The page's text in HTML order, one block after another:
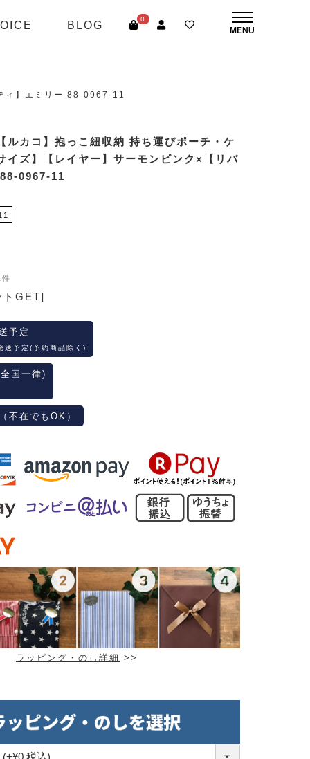
BLOG
0
ィ】エミリー 88-0967-11
ルカコ】抱っこ紐収納 持ち運びポーチ・ケ
イズ】【レイヤー】サーモンピンク×【リバ
0967-11
件
トGET]
予定
送予定(予約商品除く)
国一律)
不在でもOK）
ラッピング・のし詳細 >>